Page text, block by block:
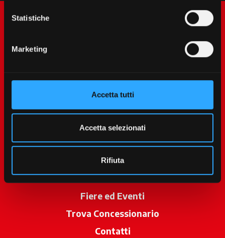
Statistiche
Marketing
Accetta tutti
Accetta selezionati
Rifiuta
Prodotti
Servizi
Promozioni
News
Fiere ed Eventi
Trova Concessionario
Contatti